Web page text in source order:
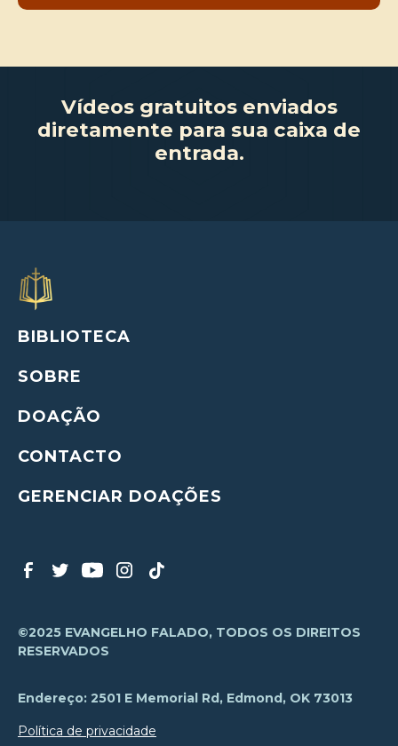
Vídeos gratuitos enviados
diretamente para sua caixa de
entrada.
BIBLIOTECA
SOBRE
DOAÇÃO
CONTACTO
GERENCIAR DOAÇÕES
©2025 EVANGELHO FALADO, TODOS OS DIREITOS
RESERVADOS
Endereço: 2501 E Memorial Rd, Edmond, OK 73013
Política de privacidade